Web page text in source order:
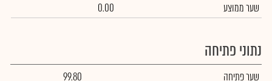
שער ממוצע
0.00
נתוני פתיחה
שער פתיחה 99.80